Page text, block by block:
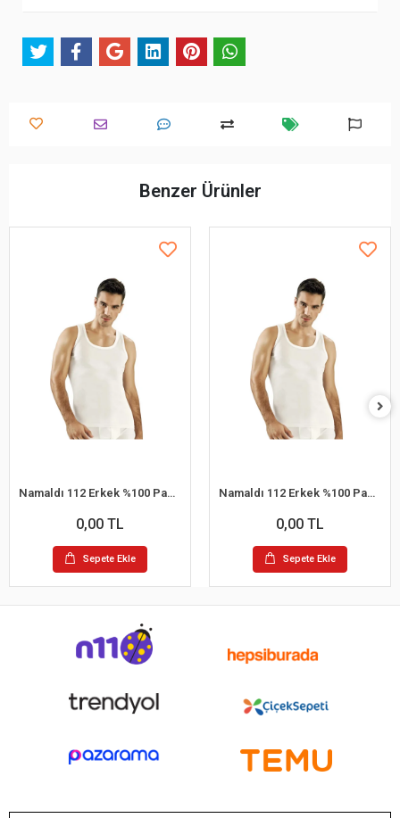
Benzer Ürünler
Namaldı 112 Erkek %100 Pamuk Atlet L 6'lı Paket
0,00 TL
Sepete Ekle
Namaldı 112 Erkek %100 Pamuk Atlet S 6'lı Paket
0,00 TL
Sepete Ekle